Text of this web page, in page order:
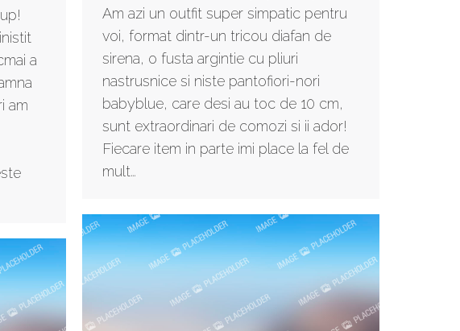
a
am
Am azi un outfit super simpatic pentru
voi, format dintr-un tricou diafan de
sirena, o fusta argintie cu pliuri
nastrusnice si niste pantofiori-nori
babyblue, care desi au toc de 10 cm,
sunt extraordinari de comozi si ii ador!
Fiecare item in parte imi place la fel de
mult…